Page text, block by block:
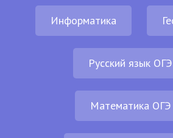
Информатика
Русский язык ОГЭ
Математика ОГЭ